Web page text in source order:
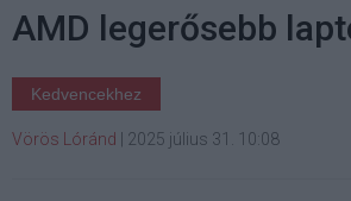
AMD legerősebb
Kedvencekhez
Vörös Lóránd 2025 július 31. 10:08